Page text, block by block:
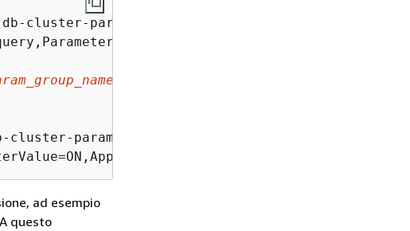
cluster-parameter-group-name
parameter-group-name
reboot
ad esempio
questo